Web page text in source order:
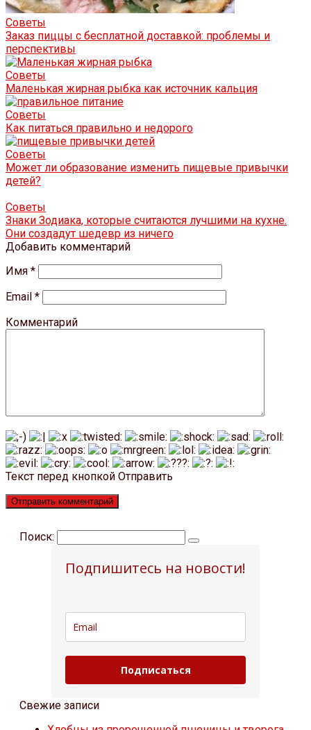
Советы
Заказ пиццы с бесплатной доставкой: проблемы и
перспективы
Советы
Маленькая жирная рыбка как источник кальция
Советы
Как питаться правильно и недорого
Советы
Может ли образование изменить пищевые привычки
детей?
Советы
Знаки Зодиака, которые считаются лучшими на кухне.
Они создадут шедевр из ничего
Добавить комментарий
Имя *
Email *
Комментарий
Текст перед кнопкой Отправить
Поиск:
Подпишитесь на новости!
Подписаться
Свежие записи